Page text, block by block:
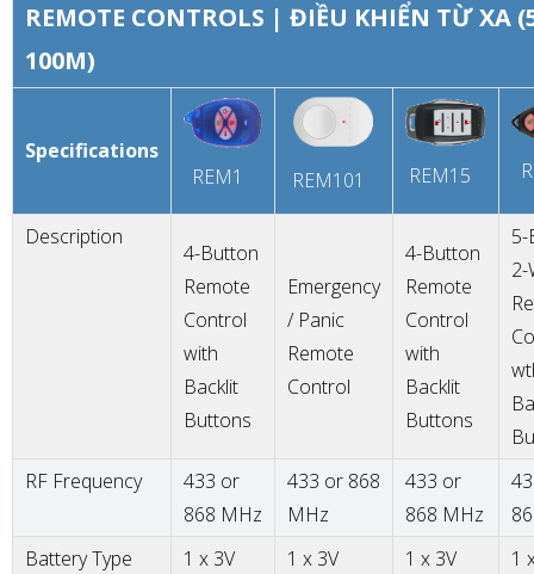
REMOTE CONTROLS | ĐIỀU KHIỂN TỪ XA
100M)
Specifications
REM1
REM101 REM15
Description
4-Button
Remote
Control
with
Backlit
Buttons
Emergency
/ Panic
Remote
Control
4-Button
Remote
Control
with
Backlit
Buttons
5-
2-
RF Frequency
433 or
868 MHz
433 or 868
MHz
433 or
868 MHz
Battery Type
1 x 3V 1 x 3V 1 x 3V 1